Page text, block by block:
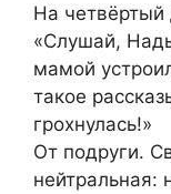
На
«Слушай,
мамой
такое
грохнулась!»
От подруги.